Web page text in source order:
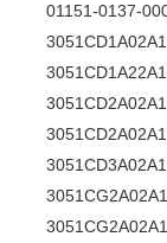
01151-0137-